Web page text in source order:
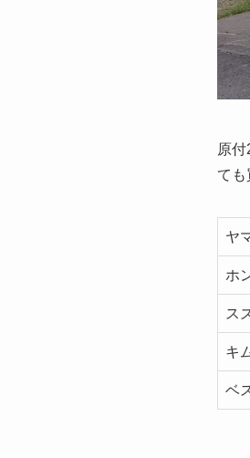
原
ても
ヤ
ホ
ス
キ
ベ